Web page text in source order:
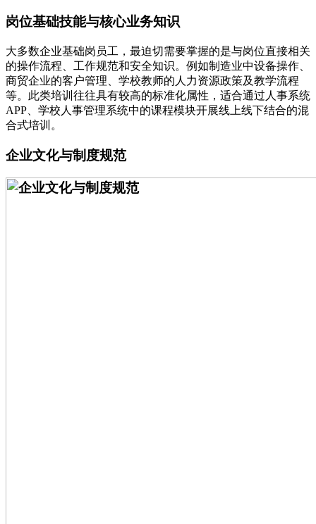
岗位基础技能与核心业务知识
大多数企业基础岗员工，最迫切需要掌握的是与岗位直接相关
的操作流程、工作规范和安全知识。例如制造业中设备操作、
商贸企业的客户管理、学校教师的人力资源政策及教学流程
等。此类培训往往具有较高的标准化属性，适合通过人事系统
APP、学校人事管理系统中的课程模块开展线上线下结合的混
合式培训。
企业文化与制度规范